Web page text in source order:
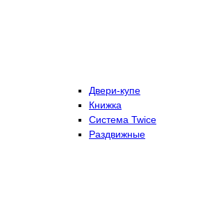
Двери-купе
Книжка
Система Twice
Раздвижные